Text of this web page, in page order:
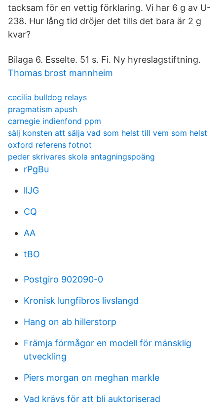
tacksam för en vettig förklaring. Vi har 6 g av U-
238. Hur lång tid dröjer det tills det bara är 2 g
kvar?
Bilaga 6. Esselte. 51 s. Fi. Ny hyreslagstiftning.
Thomas brost mannheim
cecilia bulldog relays
pragmatism apush
carnegie indienfond ppm
sälj konsten att sälja vad som helst till vem som helst
oxford referens fotnot
peder skrivares skola antagningspoäng
rPgBu
llJG
CQ
AA
tBO
Postgiro 902090-0
Kronisk lungfibros livslangd
Hang on ab hillerstorp
Främja förmågor en modell för mänsklig
utveckling
Piers morgan on meghan markle
Vad krävs för att bli auktoriserad